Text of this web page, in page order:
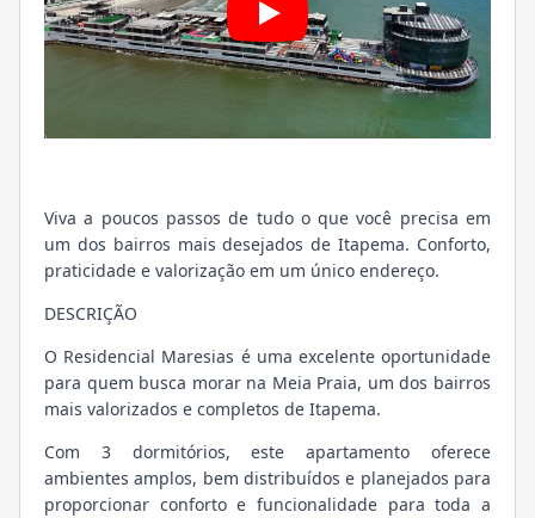
Viva a poucos passos de tudo o que você precisa em
um dos bairros mais desejados de Itapema. Conforto,
praticidade e valorização em um único endereço.
DESCRIÇÃO
O Residencial Maresias é uma excelente oportunidade
para quem busca morar na Meia Praia, um dos bairros
mais valorizados e completos de Itapema.
Com 3 dormitórios, este apartamento oferece
ambientes amplos, bem distribuídos e planejados para
proporcionar conforto e funcionalidade para toda a